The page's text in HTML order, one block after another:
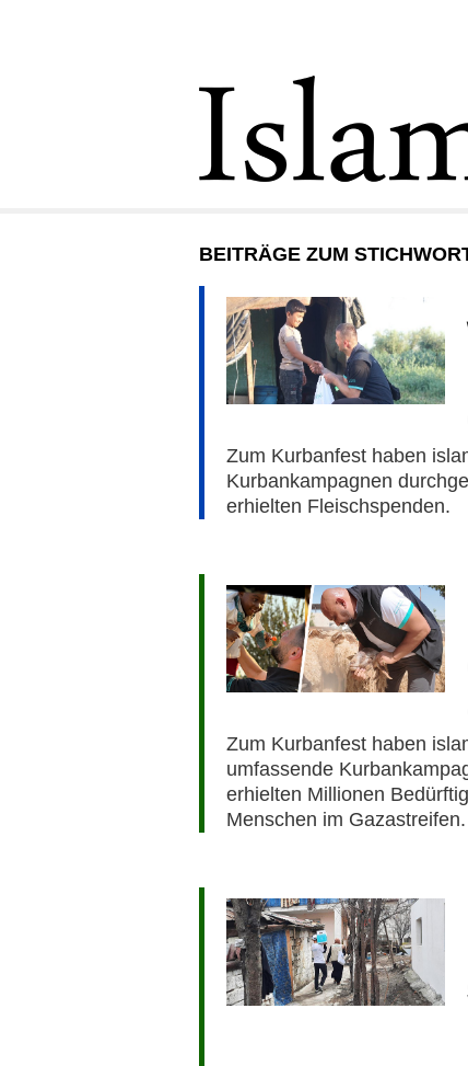
BEITRÄGE ZUM
Zum Kurbanfest haben
Kurbankampagnen
erhielten Fleischspenden.
Zum Kurbanfest haben
umfassende
erhielten Millionen
Menschen im Gazastreifen.